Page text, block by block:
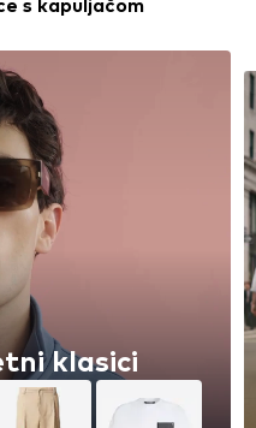
s kapuljačom